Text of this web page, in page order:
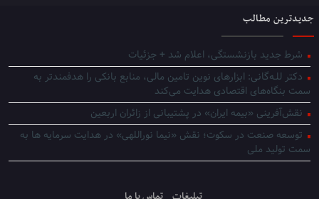
جدیدترین مطالب
شرط جدید بازنشستگی، اعلام شد + جزئیات
دکتر للـه‌گانی: ابزارهای نوین تامین مالی، منابع بانکی را هدفمندتر به
سمت بنگاه‌های اقتصادی هدایت می‌کند
نقش‌آفرینی «بیمه ایران» در پشتیبانی از زائران اربعین
توسعه صنعت در سکوت؛ نقش «نیما نوراللهی» در هدایت سرمایه ها به
سمت تولید ملی